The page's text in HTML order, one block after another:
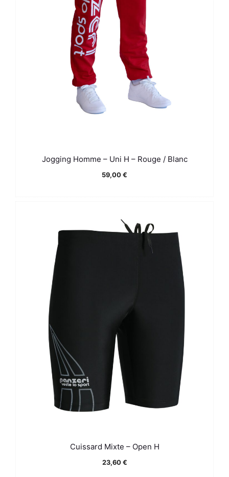
Jogging Homme – Uni H – Rouge / Blanc
59,00 €
Cuissard Mixte – Open H
23,60 €